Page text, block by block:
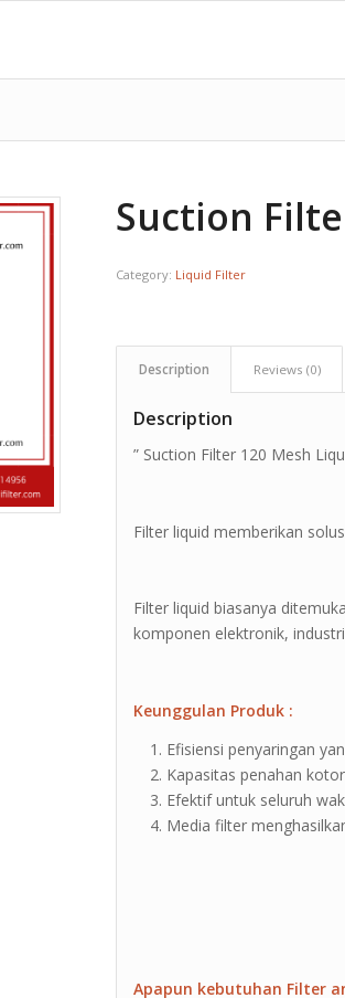
Suction
Category: Liquid Filter
Description Reviews (0)
Description
” Suction Filter 120 Mesh
Filter liquid memberikan
Filter liquid biasanya
komponen elektronik,
Keunggulan Produk :
Efisiensi penyaringan
Kapasitas penahan
Efektif untuk seluruh
Media filter
Apapun kebutuhan Filter